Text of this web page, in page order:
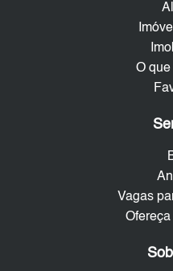
O
Vagas
Ofereça